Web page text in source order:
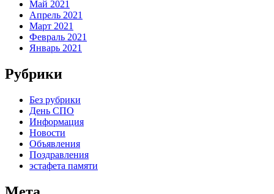
Май 2021
Апрель 2021
Март 2021
Февраль 2021
Январь 2021
Рубрики
Без рубрики
День СПО
Информация
Новости
Объявления
Поздравления
эстафета памяти